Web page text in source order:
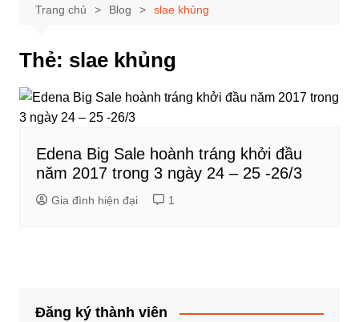
Trang chủ Blog slae khủng
Thẻ: slae khủng
Edena Big Sale hoành tráng khởi đầu
năm 2017 trong 3 ngày 24 – 25 -26/3
Gia đình hiện đại 1
Đăng ký thành viên